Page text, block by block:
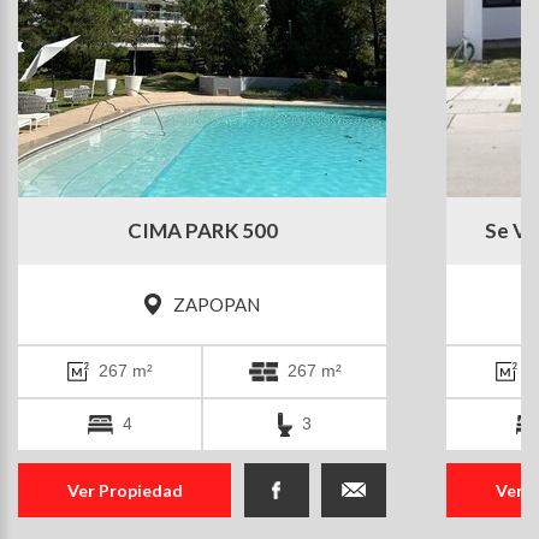
CIMA PARK 500
ZAPOPAN
267 m² 267 m²
4 3
Ver Propiedad
Se
Ver